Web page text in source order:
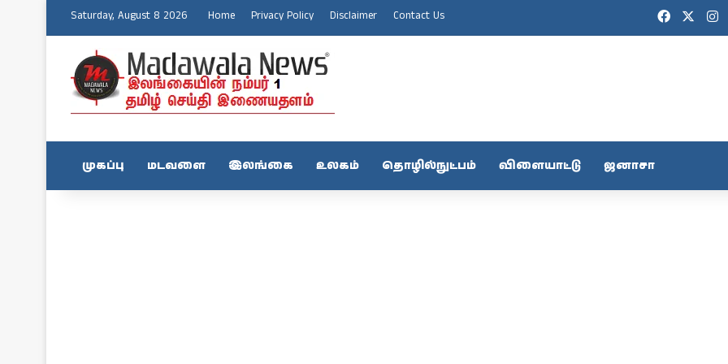
Saturday, August 8 2026 Home Privacy Policy Disclaimer Contact Us Facebook
முகப்பு மடவளை இலங்கை உலகம் தொழில்நுட்பம் விளையாட்டு ஜனாசா